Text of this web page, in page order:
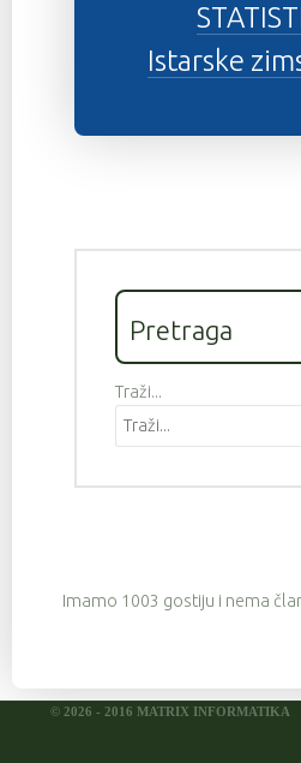
Istarske
Pretraga
Traži...
Imamo 1003 gostiju i nema
© 2026 - 2016 MATRIX INFORMATIKA